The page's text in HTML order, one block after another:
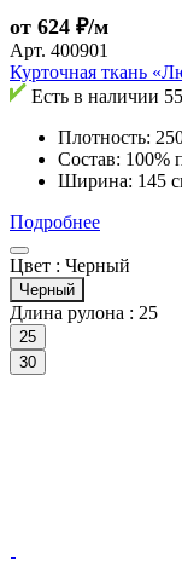
от 624 ₽/м
Арт. 400901
Курточная ткань
Есть в наличии
Плотность:
Состав: 100%
Ширина: 145
Подробнее
Цвет : Черный
Черный
Длина рулона : 25
25
30